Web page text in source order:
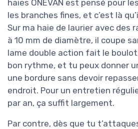
haies ONEVAN est pensé pour
les branches fines, et c’est là
Sur ma haie de laurier avec des
à 10 mm de diamètre, il coupe
lame double action fait le
bon rythme, et tu peux donner
une bordure sans devoir
endroit. Pour un entretien
par an, ça suffit largement.
Par contre, dès que tu